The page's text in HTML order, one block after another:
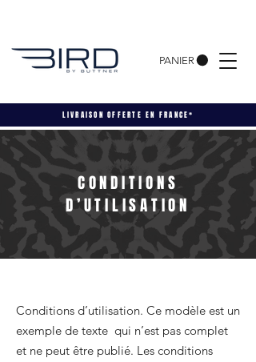
LIVRAISON OFFERTE EN FRANCE*
PANIER
CONDITIONS
D’UTILISATION
Conditions d’utilisation. Ce modèle est un
exemple de texte qui n’est pas complet
et ne peut être publié. Les conditions